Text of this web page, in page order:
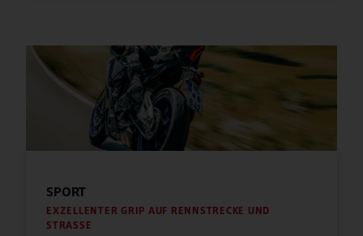
SPORT
EXZELLENTER GRIP AUF RENNSTRECKE UND
STRASSE